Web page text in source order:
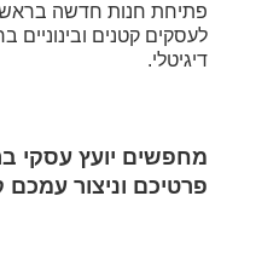
פתיחת חנות חדשה בראשון
לעסקים קטנים ובינוניים
דיגיטלי.
מחפשים יועץ עסקי
פרטיכם וניצור